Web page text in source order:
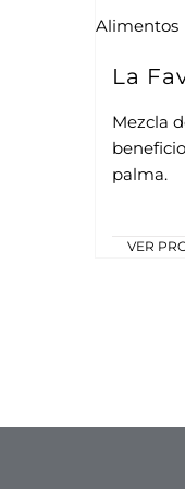
Alimentos
La
Mezcla
palma.
VER